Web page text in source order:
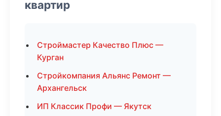
квартир
Строймастер Качество Плюс —
Курган
Стройкомпания Альянс Ремонт —
Архангельск
ИП Классик Профи — Якутск